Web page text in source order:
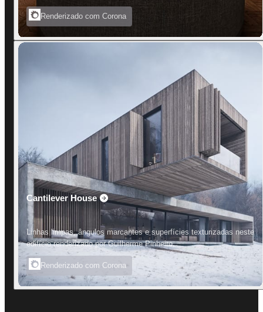
Renderizado com Corona
Cantilever House
Linhas limpas, ângulos marcantes e superfícies texturizadas neste
edifício renderizado por Guilherme Pinheiro.
Renderizado com Corona